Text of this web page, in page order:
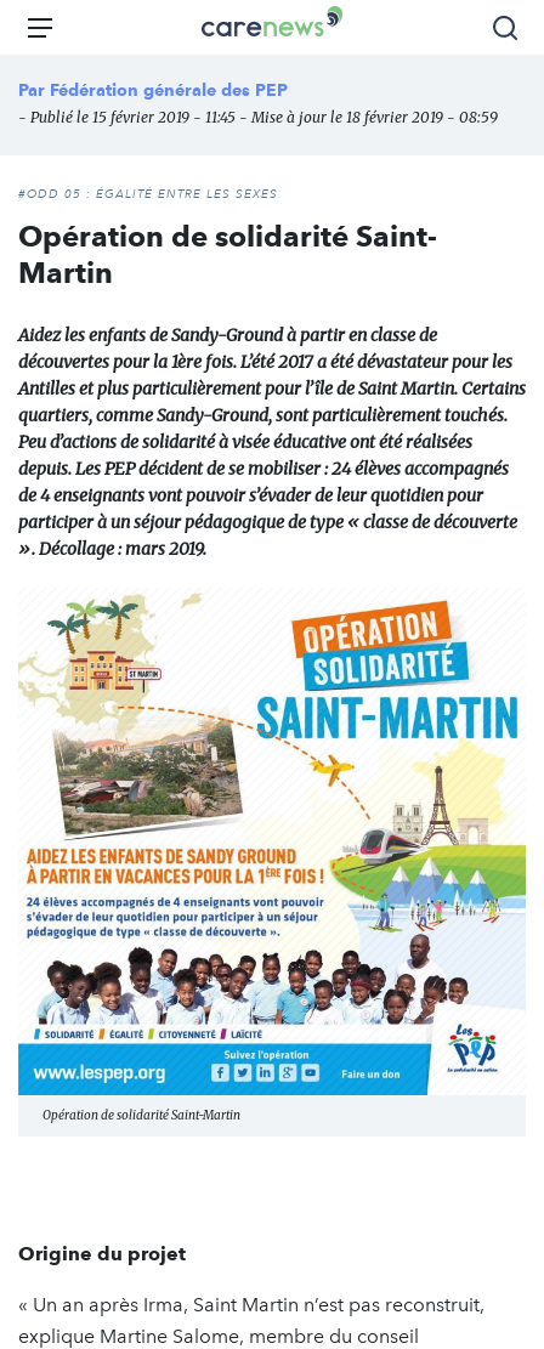
Aller
principal
Carenews,
média
des
l'engagement
Menu
Par Fédération générale des PEP
- Publié le 15 février 2019 - 11:45 - Mise à jour le 18 février 2019 - 08:59
#ODD 05 : ÉGALITÉ ENTRE LES SEXES
Opération de solidarité Saint-
Martin
Aidez les enfants de Sandy-Ground à partir en classe de
découvertes pour la 1ère fois. L’été 2017 a été dévastateur pour les
Antilles et plus particulièrement pour l’île de Saint Martin. Certains
quartiers, comme Sandy-Ground, sont particulièrement touchés.
Peu d’actions de solidarité à visée éducative ont été réalisées
depuis. Les PEP décident de se mobiliser : 24 élèves accompagnés
de 4 enseignants vont pouvoir s’évader de leur quotidien pour
participer à un séjour pédagogique de type « classe de découverte
». Décollage : mars 2019.
Opération de solidarité Saint-Martin
Origine du projet
« Un an après Irma, Saint Martin n’est pas reconstruit,
explique Martine Salome, membre du conseil